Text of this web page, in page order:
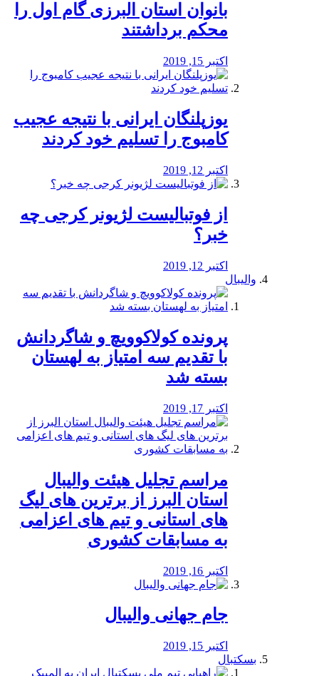
بانوان استان البرزی گام اول را
محكم برداشتند
اکتبر 15, 2019
یوزپلنگان ایرانی با نتیجه عجیب
کامبوج را تسلیم خود کردند
اکتبر 12, 2019
از فوتبالیست لژیونر کرجی چه
خبر؟
اکتبر 12, 2019
والیبال
پرونده کولاکوویچ و شاگردانش
با تقدیم سه امتیاز به لهستان
بسته شد
اکتبر 17, 2019
مراسم تجلیل هیئت والیبال
استان البرز از برترین های لیگ
های استانی و تیم های اعزامی
به مسابقات کشوری
اکتبر 16, 2019
جام جهانی والیبال
اکتبر 15, 2019
بسکتبال